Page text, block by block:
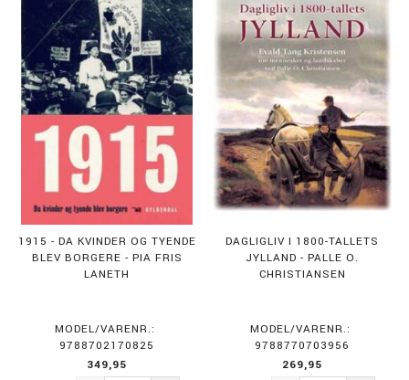
1915 - DA KVINDER OG TYENDE
BLEV BORGERE - PIA FRIS
LANETH
MODEL/VARENR.:
9788702170825
349,95
DAGLIGLIV I 1800-TALLETS
JYLLAND - PALLE O.
CHRISTIANSEN
MODEL/VARENR.:
9788770703956
269,95